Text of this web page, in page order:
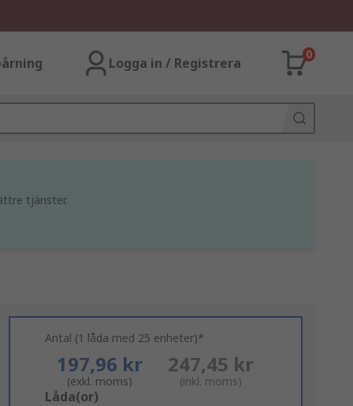
Logga in / Registrera
0
tjänster.
Antal (1 låda med 25 enheter)*
197,96 kr
(exkl. moms)
247,45 kr
(inkl. moms)
Add
Låda(or)